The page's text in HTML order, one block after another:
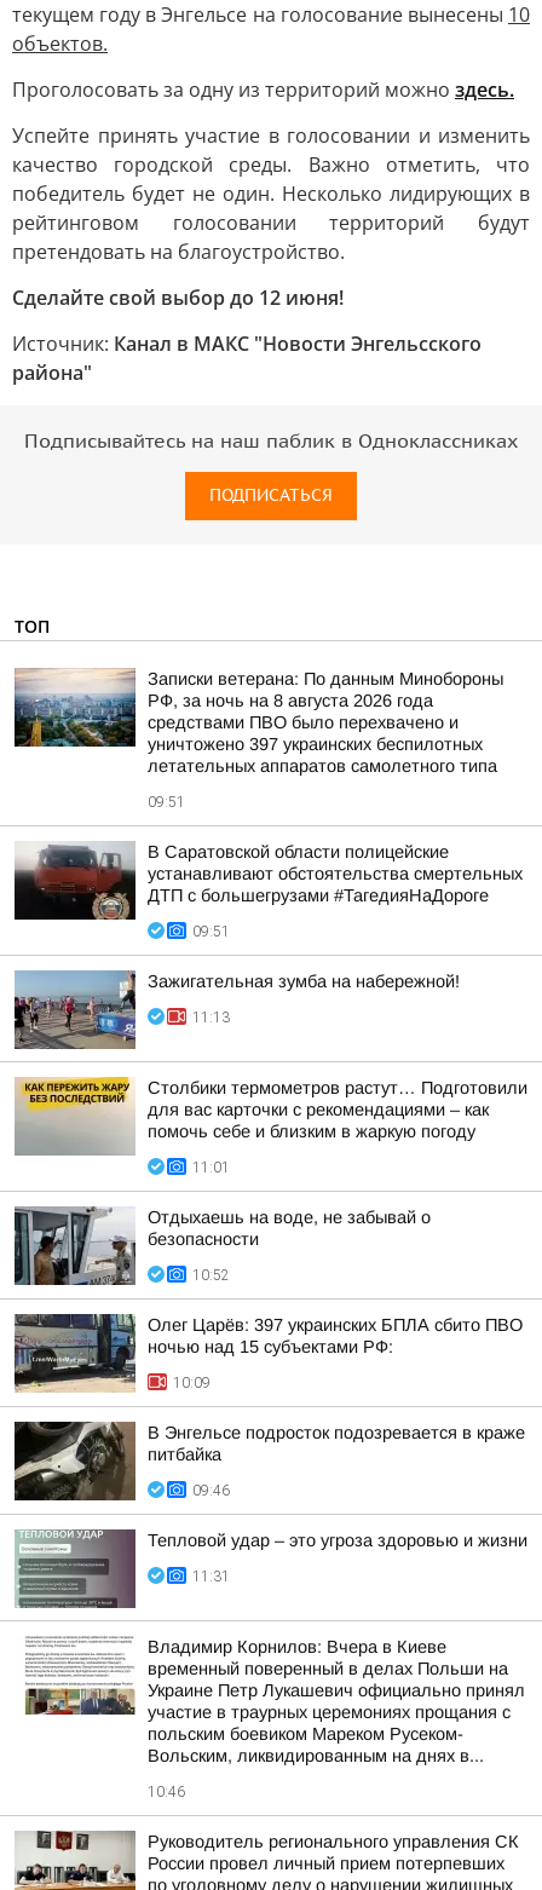
текущем году в Энгельсе на голосование вынесены 10
объектов.
Проголосовать за одну из территорий можно здесь.
Успейте принять участие в голосовании и изменить
качество городской среды. Важно отметить, что
победитель будет не один. Несколько лидирующих в
рейтинговом голосовании территорий будут
претендовать на благоустройство.
Сделайте свой выбор до 12 июня!
Источник: Канал в МАКС "Новости Энгельсского
района"
Подписывайтесь на наш паблик в Одноклассниках
ПОДПИСАТЬСЯ
ТОП
Записки ветерана: По данным Минобороны
РФ, за ночь на 8 августа 2026 года
средствами ПВО было перехвачено и
уничтожено 397 украинских беспилотных
летательных аппаратов самолетного типа
09:51
В Саратовской области полицейские
устанавливают обстоятельства смертельных
ДТП с большегрузами #ТагедияНаДороге
09:51
Зажигательная зумба на набережной!
11:13
Столбики термометров растут… Подготовили
для вас карточки с рекомендациями – как
помочь себе и близким в жаркую погоду
11:01
Отдыхаешь на воде, не забывай о
безопасности
10:52
Олег Царёв: 397 украинских БПЛА сбито ПВО
ночью над 15 субъектами РФ:
10:09
В Энгельсе подросток подозревается в краже
питбайка
09:46
Тепловой удар – это угроза здоровью и жизни
11:31
Владимир Корнилов: Вчера в Киеве
временный поверенный в делах Польши на
Украине Петр Лукашевич официально принял
участие в траурных церемониях прощания с
польским боевиком Мареком Русеком-
Вольским, ликвидированным на днях в...
10:46
Руководитель регионального управления СК
России провел личный прием потерпевших
по уголовному делу о нарушении жилищных